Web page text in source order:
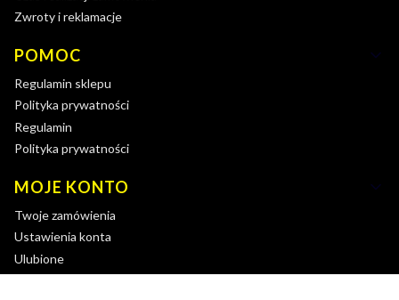
Zwroty i reklamacje
POMOC
Regulamin sklepu
Polityka prywatności
Regulamin
Polityka prywatności
MOJE KONTO
Twoje zamówienia
Ustawienia konta
Ulubione